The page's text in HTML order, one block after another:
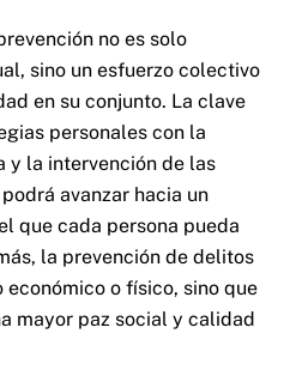
no es solo
sino un esfuerzo colectivo
en su conjunto. La clave
personales con la
y la intervención de las
avanzar hacia un
que cada persona pueda
la prevención de delitos
económico o físico, sino que
mayor paz social y calidad